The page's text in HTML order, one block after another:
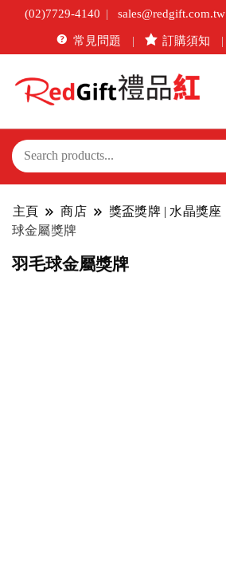
(02)7729-4140 sales@redgift.com.tw
常見問題 訂購須知
主頁 商店 獎盃獎牌 | 水晶獎座
球金屬獎牌
羽毛球金屬獎牌